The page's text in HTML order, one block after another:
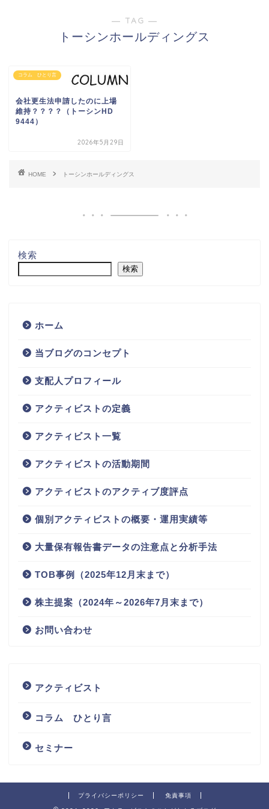
― TAG ―
トーシンホールディングス
コラム ひとり言
会社更生法申請したのに上場
維持？？？？（トーシンHD
9444）
2026年5月29日
HOME トーシンホールディングス
検索
検索
ホーム
当ブログのコンセプト
支配人プロフィール
アクティビストの定義
アクティビスト一覧
アクティビストの活動期間
アクティビストのアクティブ度評点
個別アクティビストの概要・運用実績等
大量保有報告書データの注意点と分析手法
TOB事例（2025年12月末まで）
株主提案（2024年～2026年7月末まで）
お問い合わせ
アクティビスト
コラム ひとり言
セミナー
プライバシーポリシー 免責事項